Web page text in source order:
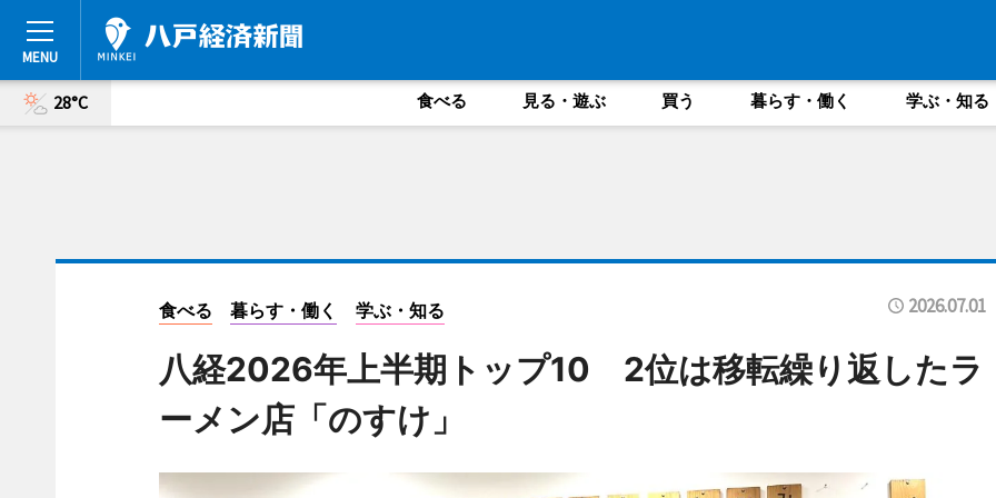
28°C 食べる 見る・遊ぶ 買う 暮らす・働く 学ぶ・知る
食べる 暮らす・働く 学ぶ・知る 2026.07.01
八経2026年上半期トップ10 2位は移転繰り返したラ
ーメン店「のすけ」